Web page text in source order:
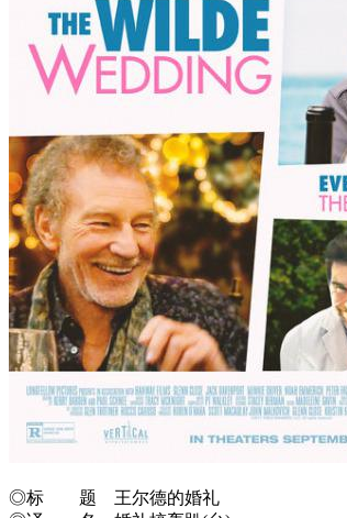
◎标 题 王尔德的婚礼